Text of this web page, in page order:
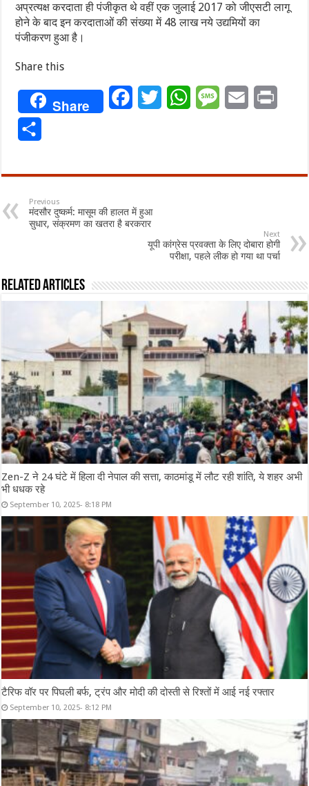
अप्रत्यक्ष करदाता ही पंजीकृत थे वहीं एक जुलाई 2017 को जीएसटी लागू
होने के बाद इन करदाताओं की संख्या में 48 लाख नये उद्यमियों का
पंजीकरण हुआ है।
Share this
Share FacebookTwitterWhatsAppMessageEmail
Previous
मंदसौर दुष्कर्म: मासूम की हालत में हुआ
सुधार, संक्रमण का खतरा है बरकरार
Next
यूपी कांग्रेस प्रवक्ता के लिए दोबारा होगी
परीक्षा, पहले लीक हो गया था पर्चा
Related Articles
Zen-Z ने 24 घंटे में हिला दी नेपाल की सत्ता, काठमांडू में लौट रही शांति, ये शहर अभी
भी धधक रहे
September 10, 2025- 8:18 PM
टैरिफ वॉर पर पिघली बर्फ, ट्रंप और मोदी की दोस्ती से रिश्तों में आई नई रफ्तार
September 10, 2025- 8:12 PM